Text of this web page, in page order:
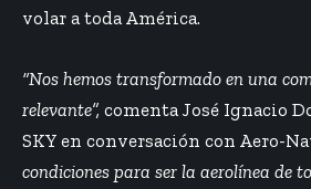
volar a toda América.
“Nos hemos transformado en una
relevante”, comenta José Ignacio
SKY en conversación con Aero-
condiciones para ser la aerolínea de